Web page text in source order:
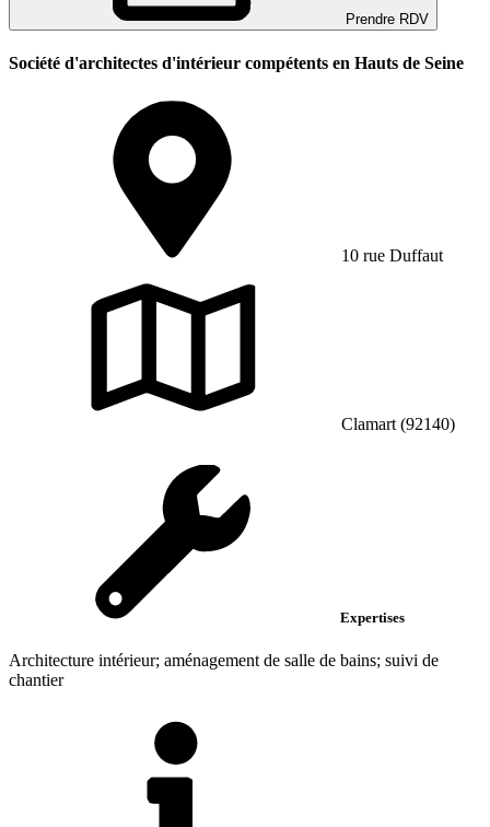
Prendre RDV
Société d'architectes d'intérieur compétents en Hauts de Seine
10 rue Duffaut
Clamart (92140)
Expertises
Architecture intérieur; aménagement de salle de bains; suivi de
chantier